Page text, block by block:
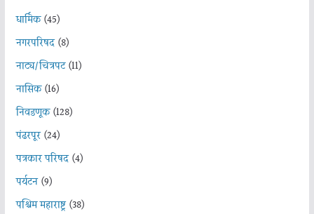
धार्मिक(45)
नगरपरिषद(8)
नाट्य/चित्रपट(11)
नासिक(16)
निवडणूक(128)
पंढरपूर(24)
पत्रकार परिषद(4)
पर्यटन(9)
पश्चिम महाराष्ट्र(38)